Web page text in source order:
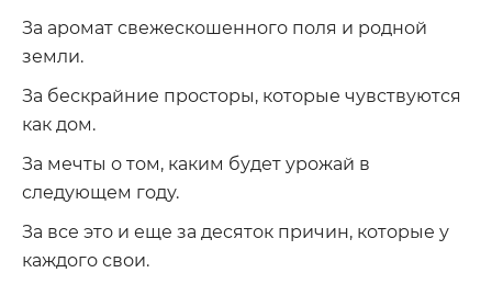
За аромат свежескошенного поля и родной
земли.
За бескрайние просторы, которые чувствуются
как дом.
За мечты о том, каким будет урожай в
следующем году.
За все это и еще за десяток причин, которые у
каждого свои.